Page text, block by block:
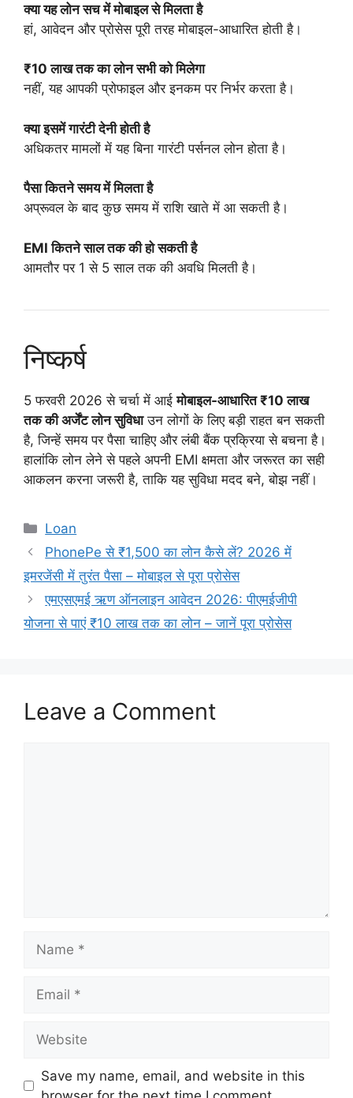
क्या यह लोन सच में मोबाइल से मिलता है
हां, आवेदन और प्रोसेस पूरी तरह मोबाइल-आधारित होती है।
₹10 लाख तक का लोन सभी को मिलेगा
नहीं, यह आपकी प्रोफाइल और इनकम पर निर्भर करता है।
क्या इसमें गारंटी देनी होती है
अधिकतर मामलों में यह बिना गारंटी पर्सनल लोन होता है।
पैसा कितने समय में मिलता है
अप्रूवल के बाद कुछ समय में राशि खाते में आ सकती है।
EMI कितने साल तक की हो सकती है
आमतौर पर 1 से 5 साल तक की अवधि मिलती है।
निष्कर्ष
5 फरवरी 2026 से चर्चा में आईमोबाइल-आधारित ₹10 लाख
तक की अर्जेंट लोन सुविधाउन लोगों के लिए बड़ी राहत बन सकती
है, जिन्हें समय पर पैसा चाहिए और लंबी बैंक प्रक्रिया से बचना है।
हालांकि लोन लेने से पहले अपनी EMI क्षमता और जरूरत का सही
आकलन करना जरूरी है, ताकि यह सुविधा मदद बने, बोझ नहीं।
Categories
Loan
PhonePe से ₹1,500 का लोन कैसे लें? 2026 में
इमरजेंसी में तुरंत पैसा – मोबाइल से पूरा प्रोसेस
एमएसएमई ऋण ऑनलाइन आवेदन 2026: पीएमईजीपी
योजना से पाएं ₹10 लाख तक का लोन – जानें पूरा प्रोसेस
Leave a Comment
Save my name, email, and website in this